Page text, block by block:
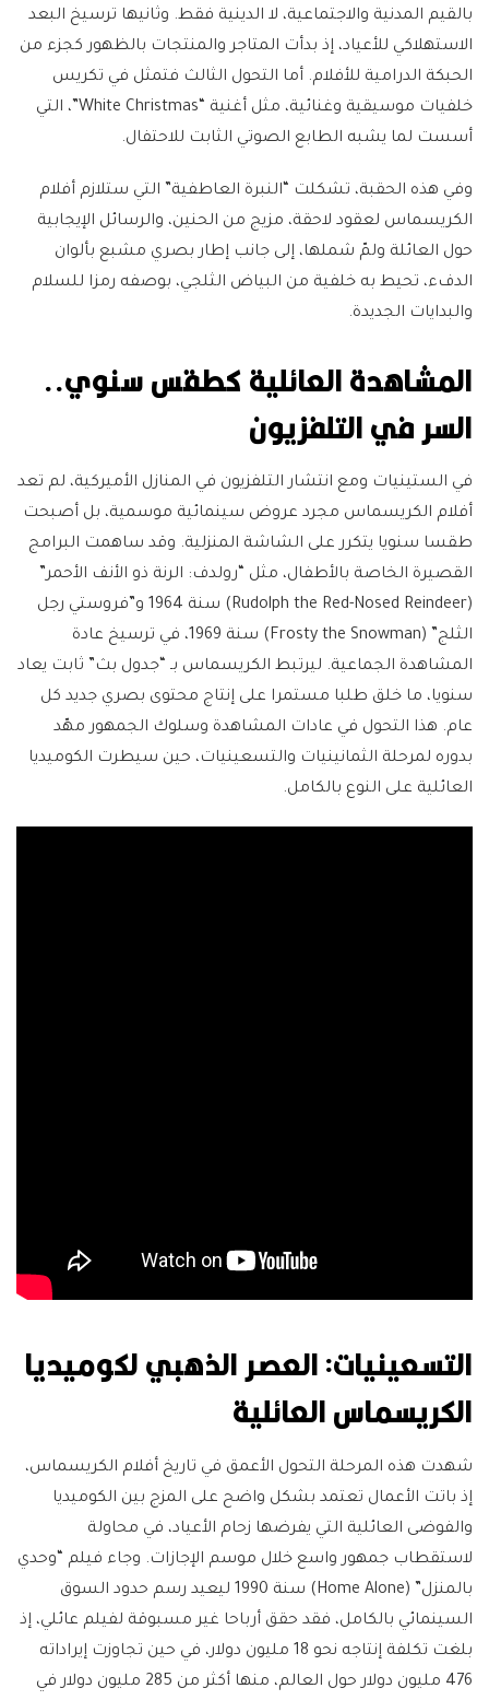
بالقيم المدنية والاجتماعية، لا الدينية فقط. وثانيها ترسيخ البعد
الاستهلاكي للأعياد، إذ بدأت المتاجر والمنتجات بالظهور كجزء من
الحبكة الدرامية للأفلام. أما التحول الثالث فتمثل في تكريس
خلفيات موسيقية وغنائية، مثل أغنية “White Christmas”، التي
أسست لما يشبه الطابع الصوتي الثابت للاحتفال.
وفي هذه الحقبة، تشكلت “النبرة العاطفية” التي ستلازم أفلام
الكريسماس لعقود لاحقة، مزيج من الحنين، والرسائل الإيجابية
حول العائلة ولمّ شملها، إلى جانب إطار بصري مشبع بألوان
الدفء، تحيط به خلفية من البياض الثلجي، بوصفه رمزا للسلام
والبدايات الجديدة.
المشاهدة العائلية كطقس سنوي..
السر في التلفزيون
في الستينيات ومع انتشار التلفزيون في المنازل الأميركية، لم تعد
أفلام الكريسماس مجرد عروض سينمائية موسمية، بل أصبحت
طقسا سنويا يتكرر على الشاشة المنزلية. وقد ساهمت البرامج
القصيرة الخاصة بالأطفال، مثل “رولدف: الرنة ذو الأنف الأحمر”
(Rudolph the Red-Nosed Reindeer) سنة 1964 و”فروستي رجل
الثلج” (Frosty the Snowman) سنة 1969، في ترسيخ عادة
المشاهدة الجماعية. ليرتبط الكريسماس بـ “جدول بث” ثابت يعاد
سنويا، ما خلق طلبا مستمرا على إنتاج محتوى بصري جديد كل
عام. هذا التحول في عادات المشاهدة وسلوك الجمهور مهّد
بدوره لمرحلة الثمانينيات والتسعينيات، حين سيطرت الكوميديا
العائلية على النوع بالكامل.
التسعينيات: العصر الذهبي لكوميديا
الكريسماس العائلية
شهدت هذه المرحلة التحول الأعمق في تاريخ أفلام الكريسماس،
إذ باتت الأعمال تعتمد بشكل واضح على المزج بين الكوميديا
والفوضى العائلية التي يفرضها زحام الأعياد، في محاولة
لاستقطاب جمهور واسع خلال موسم الإجازات. وجاء فيلم “وحدي
بالمنزل” (Home Alone) سنة 1990 ليعيد رسم حدود السوق
السينمائي بالكامل، فقد حقق أرباحا غير مسبوقة لفيلم عائلي، إذ
بلغت تكلفة إنتاجه نحو 18 مليون دولار، في حين تجاوزت إيراداته
476 مليون دولار حول العالم، منها أكثر من 285 مليون دولار في